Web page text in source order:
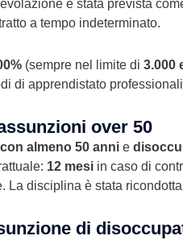
è stata prevista
a tempo indeterminato.
(sempre nel limite di 3.000
di apprendistato
over 50
almeno 50 anni e
12 mesi in caso di
La disciplina è stata
di